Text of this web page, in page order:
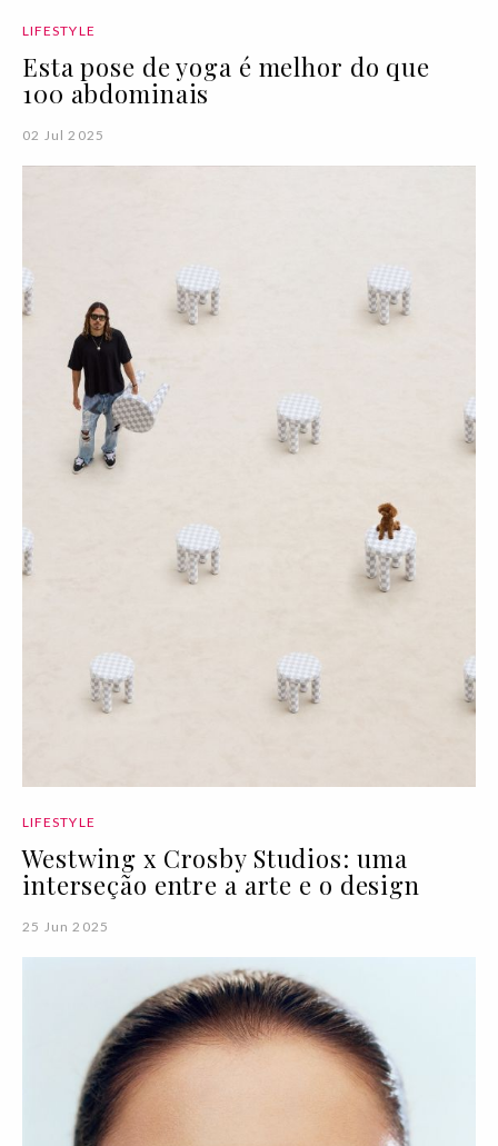
LIFESTYLE
Esta pose de yoga é melhor do que
100 abdominais
02 Jul 2025
LIFESTYLE
Westwing x Crosby Studios: uma
interseção entre a arte e o design
25 Jun 2025